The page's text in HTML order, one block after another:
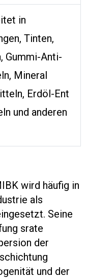
in
Tinten,
Gummi-Anti-
Mineral
Erdöl-Ent
und anderen
wird häufig in
als
Seine
srate
der
und der